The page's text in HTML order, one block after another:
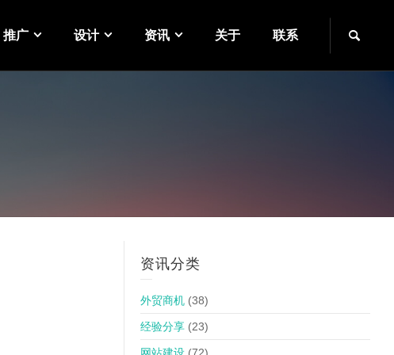
推广 设计 资讯 关于 联系
资讯分类
外贸商机 (38)
经验分享 (23)